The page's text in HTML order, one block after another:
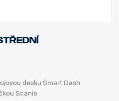
desku Smart Dash
Scania